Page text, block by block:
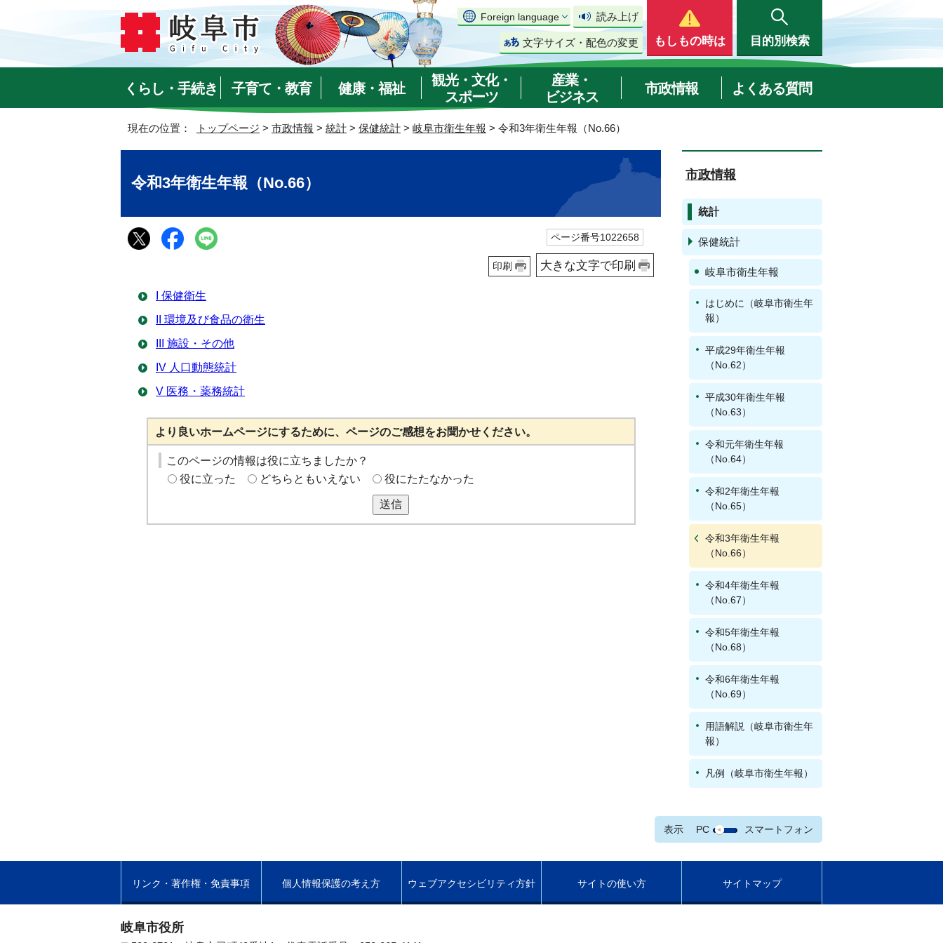
Foreign language 読み上げ
文字サイズ・配色の変更 もしもの時は 目的別検索
くらし・手続き 子育て・教育 健康・福祉
観光・文化・
スポーツ
産業・
ビジネス
市政情報 よくある質問
現在の位置： トップページ > 市政情報 > 統計 > 保健統計 > 岐阜市衛生年報 > 令和3年衛生年報（No.66）
令和3年衛生年報（No.66）
ページ番号1022658
印刷 大きな文字で印刷
I 保健衛生
II 環境及び食品の衛生
III 施設・その他
IV 人口動態統計
V 医務・薬務統計
より良いホームページにするために、ページのご感想をお聞かせください。
このページの情報は役に立ちましたか？
役に立った
どちらともいえない 役にたたなかった
送信
市政情報
統計
保健統計
岐阜市衛生年報
はじめに（岐阜市衛生年
報）
平成29年衛生年報
（No.62）
平成30年衛生年報
（No.63）
令和元年衛生年報
（No.64）
令和2年衛生年報
（No.65）
令和3年衛生年報
（No.66）
令和4年衛生年報
（No.67）
令和5年衛生年報
（No.68）
令和6年衛生年報
（No.69）
用語解説（岐阜市衛生年
報）
凡例（岐阜市衛生年報）
表示 PC スマートフォン
リンク・著作権・免責事項 個人情報保護の考え方 ウェブアクセシビリティ方針 サイトの使い方 サイトマップ
岐阜市役所